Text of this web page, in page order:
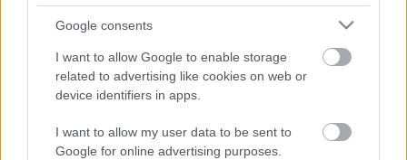
Google consents
I want to allow Google to enable storage
related to advertising like cookies on web or
device identifiers in apps.
I want to allow my user data to be sent to
Google for online advertising purposes.
HIRDETÉS